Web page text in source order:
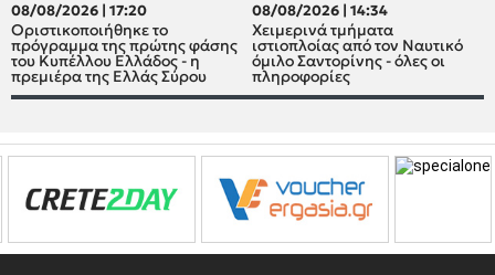
08/08/2026 | 17:20
Οριστικοποιήθηκε το
πρόγραμμα της πρώτης φάσης
του Κυπέλλου Ελλάδος - η
πρεμιέρα της Ελλάς Σύρου
08/08/2026 | 14:34
Χειμερινά τμήματα
ιστιοπλοίας από τον Ναυτικό
όμιλο Σαντορίνης - όλες οι
πληροφορίες